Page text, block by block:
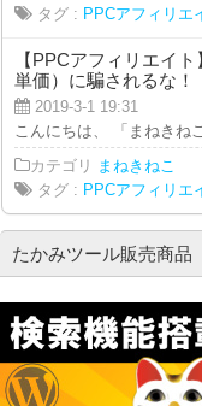
タグ : PPCアフィリエ
【PPCアフィリエイ
単価）に騙されるな！
2019-3-1 19:31
こんにちは、 「まねきね
カテゴリ
まねきねこ
タグ : PPCアフィリエ
たかみツール販売商品